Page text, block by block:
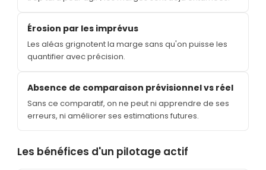
Érosion par les imprévus
Les aléas grignotent la marge sans qu'on puisse les
quantifier avec précision.
Absence de comparaison prévisionnel vs réel
Sans ce comparatif, on ne peut ni apprendre de ses
erreurs, ni améliorer ses estimations futures.
Les bénéfices d'un pilotage actif